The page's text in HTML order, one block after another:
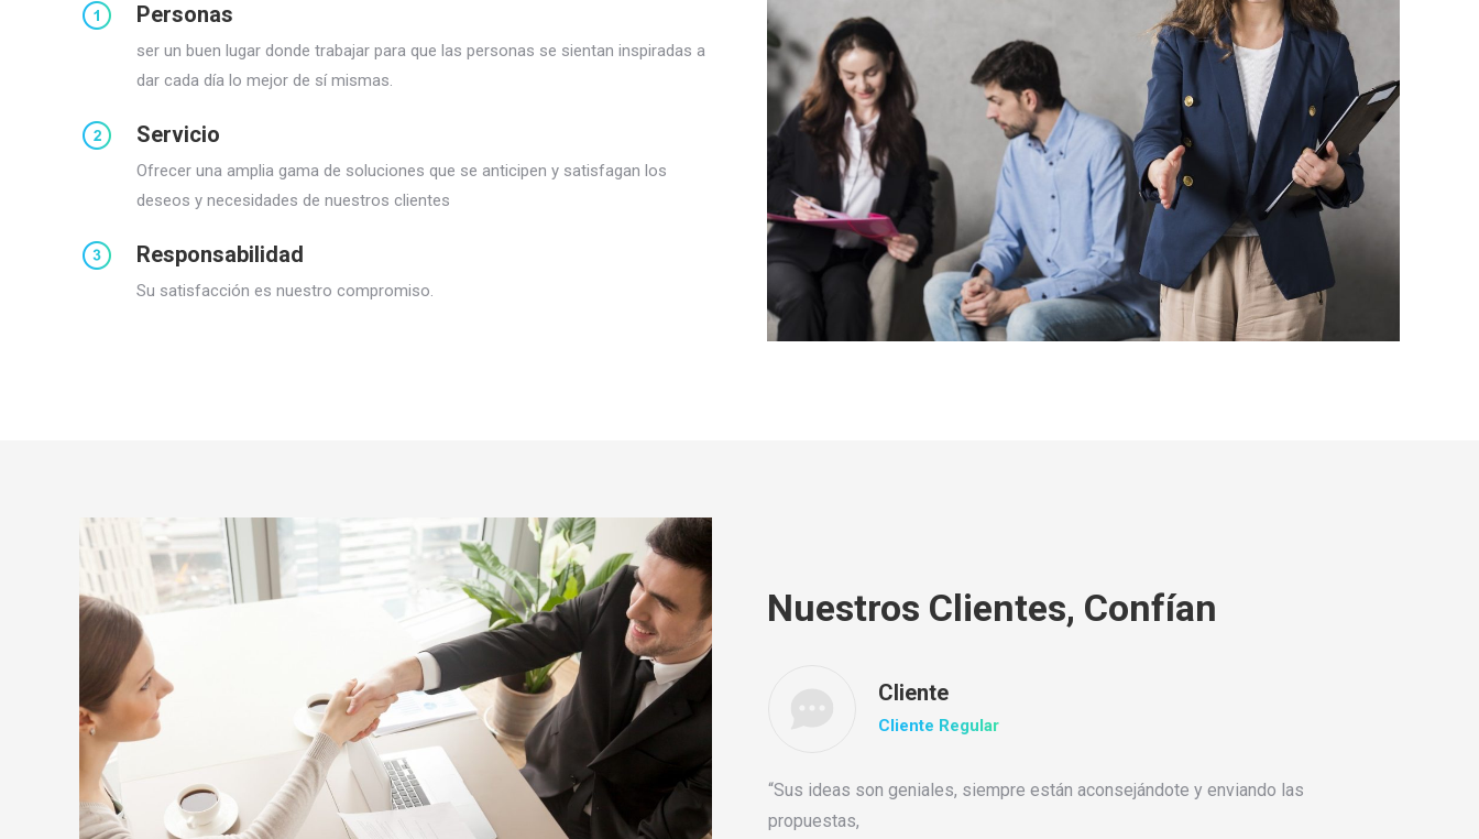
Personas
ser un buen lugar donde trabajar para que las personas se sientan inspiradas a
dar cada día lo mejor de sí mismas.
Servicio
Ofrecer una amplia gama de soluciones que se anticipen y satisfagan los
deseos y necesidades de nuestros clientes
Responsabilidad
Su satisfacción es nuestro compromiso.
Nuestros Clientes, Confían
Stefan Freeman
businessman
Vursus, enim et luctus hendre ritnisl libero molestie ante, ut fringilla purus eros
quis ipsum est a semper malesuada enim et luctus hendre ritnisl libero molestie
Cliente
Cliente Regular
“Sus ideas son geniales, siempre están aconsejándote y enviando las
propuestas,